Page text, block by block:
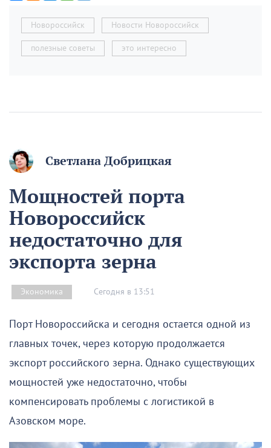
Новороссийск Новости Новороссийск
полезные советы это интересно
Светлана Добрицкая
Мощностей порта
Новороссийск
недостаточно для
экспорта зерна
Экономика Сегодня в 13:51
Порт Новороссийска и сегодня остается одной из
главных точек, через которую продолжается
экспорт российского зерна. Однако существующих
мощностей уже недостаточно, чтобы
компенсировать проблемы с логистикой в
Азовском море.